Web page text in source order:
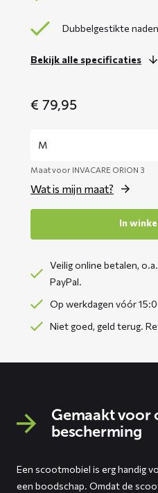
Dubbelgestikte
Bekijk alle specificaties
€ 79,95
Maat voor INVACARE ORION 3
Wat is mijn maat?
In
Veilig online betalen,
PayPal.
Op werkdagen vóór
Niet goed, geld terug.
Gemaakt voor
bescherming
Een scootmobiel is erg handig
een boodschap. Omdat de